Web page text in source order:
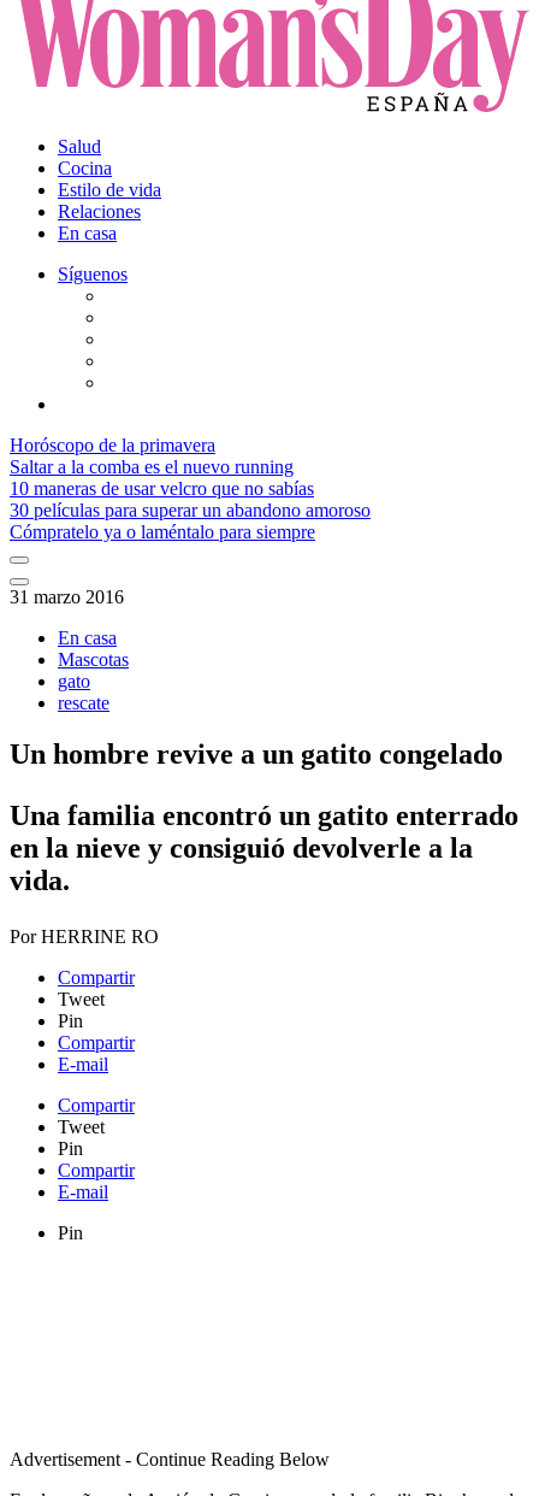
Salud
Cocina
Estilo de vida
Relaciones
En casa
Síguenos
Horóscopo de la primavera
Saltar a la comba es el nuevo running
10 maneras de usar velcro que no sabías
30 películas para superar un abandono amoroso
Cómpratelo ya o laméntalo para siempre
31 marzo 2016
En casa
Mascotas
gato
rescate
Un hombre revive a un gatito congelado
​Una familia encontró un gatito enterrado
en la nieve y consiguió devolverle a la
vida.
PorHERRINE RO
Compartir
Tweet
Pin
Compartir
E-mail
Compartir
Tweet
Pin
Compartir
E-mail
Pin
Advertisement - Continue Reading Below